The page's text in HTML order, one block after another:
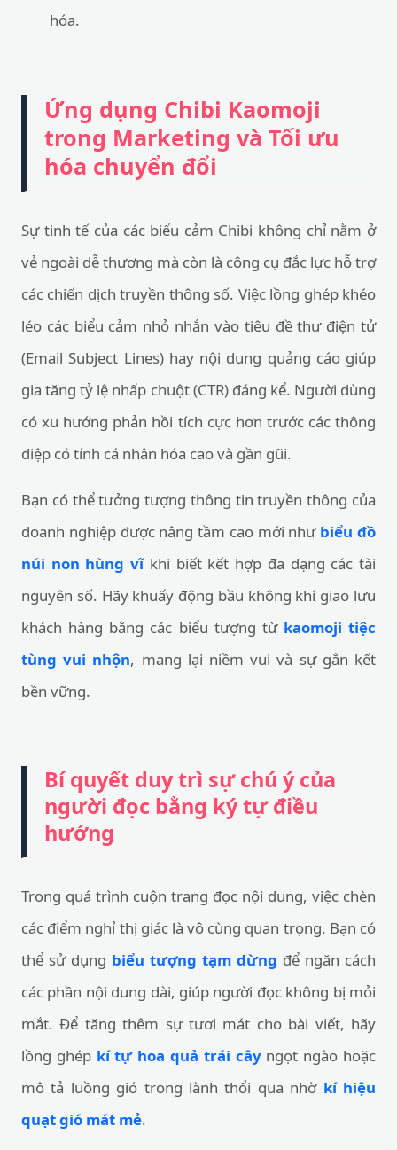
hóa.
Ứng dụng Chibi Kaomoji
trong Marketing và Tối ưu
hóa chuyển đổi
Sự tinh tế của các biểu cảm Chibi không chỉ nằm ở
vẻ ngoài dễ thương mà còn là công cụ đắc lực hỗ trợ
các chiến dịch truyền thông số. Việc lồng ghép khéo
léo các biểu cảm nhỏ nhắn vào tiêu đề thư điện tử
(Email Subject Lines) hay nội dung quảng cáo giúp
gia tăng tỷ lệ nhấp chuột (CTR) đáng kể. Người dùng
có xu hướng phản hồi tích cực hơn trước các thông
điệp có tính cá nhân hóa cao và gần gũi.
Bạn có thể tưởng tượng thông tin truyền thông của
doanh nghiệp được nâng tầm cao mới như biểu đồ
núi non hùng vĩkhi biết kết hợp đa dạng các tài
nguyên số. Hãy khuấy động bầu không khí giao lưu
khách hàng bằng các biểu tượng từ kaomoji tiệc
tùng vui nhộn, mang lại niềm vui và sự gắn kết
bền vững.
Bí quyết duy trì sự chú ý của
người đọc bằng ký tự điều
hướng
Trong quá trình cuộn trang đọc nội dung, việc chèn
các điểm nghỉ thị giác là vô cùng quan trọng. Bạn có
thể sử dụng biểu tượng tạm dừng để ngăn cách
các phần nội dung dài, giúp người đọc không bị mỏi
mắt. Để tăng thêm sự tươi mát cho bài viết, hãy
lồng ghép kí tự hoa quả trái câyngọt ngào hoặc
mô tả luồng gió trong lành thổi qua nhờ kí hiệu
quạt gió mát mẻ.